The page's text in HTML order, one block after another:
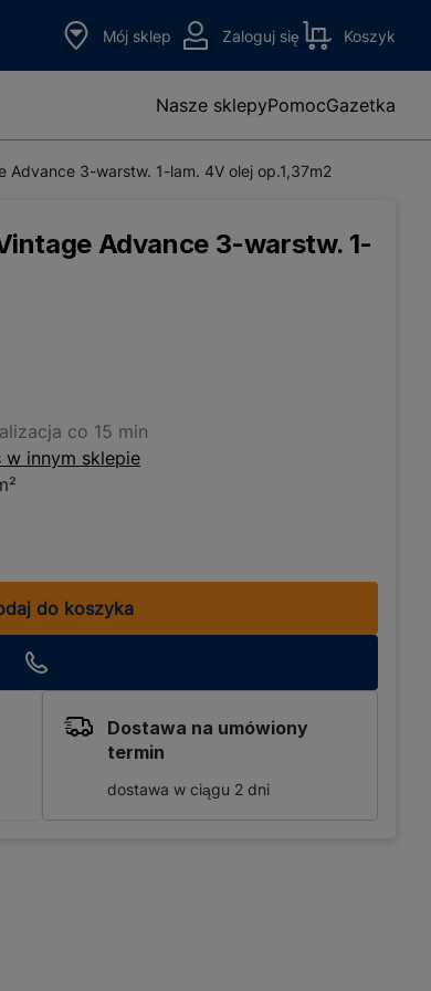
Mój sklep Zaloguj się Koszyk
Nasze sklepyPomocGazetka
Advance 3-warstw. 1-lam. 4V olej op.1,37m2
Advance 3-warstw. 1-
co 15 min
w innym sklepie
do koszyka
Dostawa na umówiony
termin
dostawa w ciągu 2 dni